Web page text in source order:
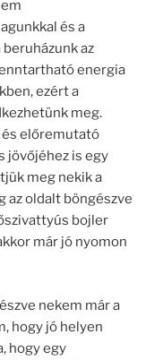
és a
az
energia
ezért a
meg.
és előremutató
jövőjéhez is egy
meg nekik a
az oldalt böngészve
bojler
már jó nyomon
nekem már a
hogy jó helyen
hogy egy